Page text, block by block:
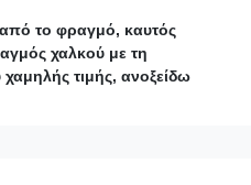
το φραγμό, καυτός
χαλκού με τη
τιμής, ανοξείδω